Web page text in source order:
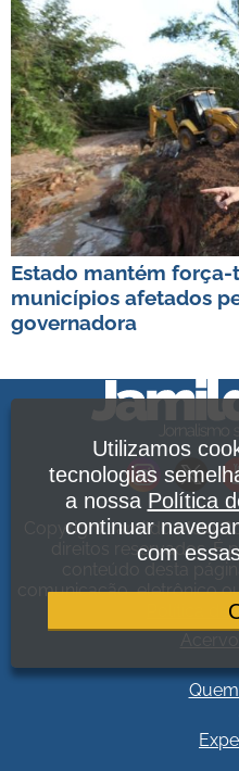
Estado mantém
municípios afetados
governadora
Copyright Jamildo Melo
direitos reservados. É
conteúdo desta
comunicação, eletrônico
Política de
Utilizamos
tecnologias
a nossa Política
continuar
com